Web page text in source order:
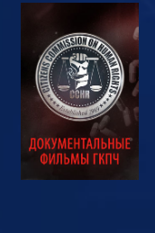
СМОТРЕТЬ